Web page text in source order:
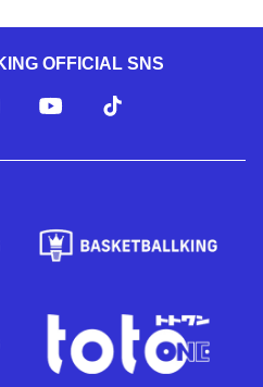
OFFICIAL SNS